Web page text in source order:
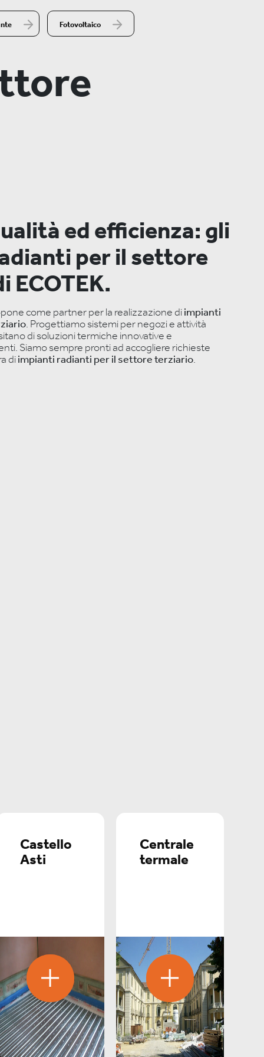
Fotovoltaico
ed efficienza: gli
per il settore
ECOTEK.
come partner per la realizzazione diimpianti
. Progettiamo sistemi per negozi e attività
di soluzioni termiche innovative e
Siamo sempre pronti ad accogliere richieste
diimpianti radianti per il settore terziario.
Castello
Asti
Centrale
termale